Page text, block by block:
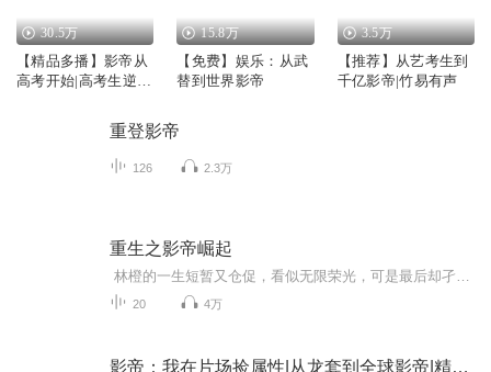
30.5万
【精品多播】影帝从
高考开始|高考生逆袭
15.8万
【免费】娱乐：从武
替到世界影帝
3.5万
【推荐】从艺考生到
千亿影帝|竹易有声
重登影帝
126 2.3万
重生之影帝崛起
20 4万
影帝：我在片场捡属性|从龙套到全球影帝|精品多人有声剧